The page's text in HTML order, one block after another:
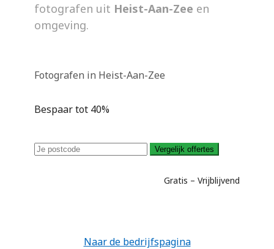
fotografen uit Heist-Aan-Zee en
omgeving.
Fotografen in Heist-Aan-Zee
Bespaar tot 40%
Vergelijk offertes
Gratis – Vrijblijvend
Naar de bedrijfspagina